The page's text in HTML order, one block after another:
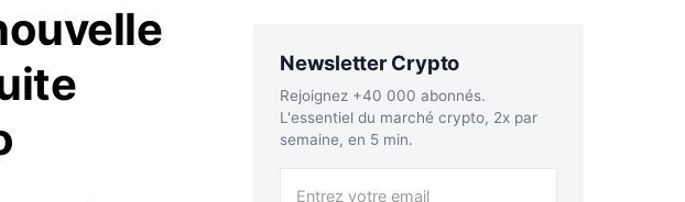
Newsletter Crypto
Rejoignez +40 000 abonnés.
L'essentiel du marché crypto, 2x par
semaine, en 5 min.